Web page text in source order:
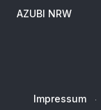
AZUBI NRW
Impressum